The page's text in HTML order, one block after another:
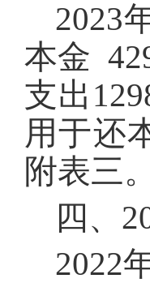
2023
本金
支出
用于还
附表三。
四、
2022